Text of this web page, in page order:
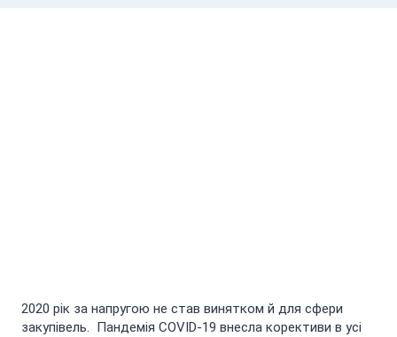
2020 рік за напругою не став винятком й для сфери
закупівель. Пандемія COVID-19 внесла корективи в усі